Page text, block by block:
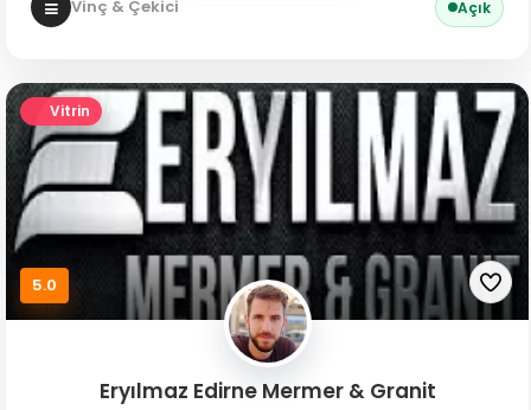
Vinç & Çekici Açık
Vitrin
5.0
Eryılmaz Edirne Mermer & Granit